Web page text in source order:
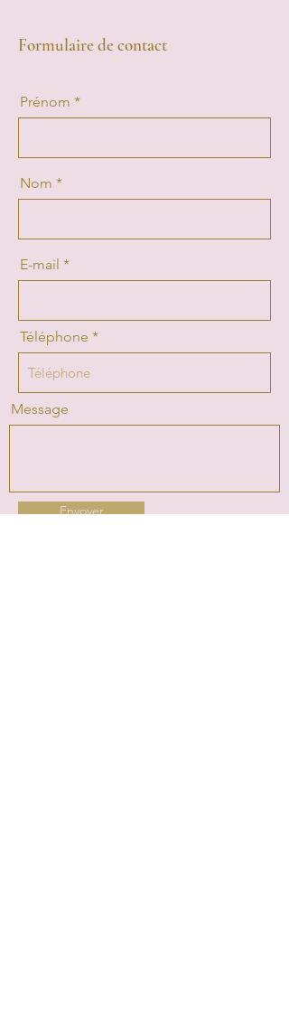
Formulaire de contact
Prénom
Nom
E-mail
Téléphone
Message
Envoyer